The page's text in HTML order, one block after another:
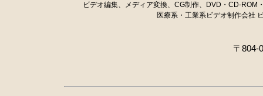
ビデオ編集、メディア変換、CG制作、DVD・CD-
医療系・工業系ビデオ制作会社
〒804-